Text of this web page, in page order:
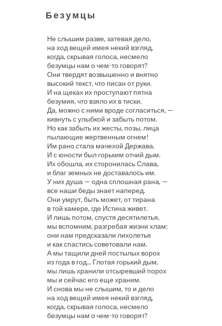
Безумцы
Не слышим разве, затевая дело,
на ход вещей имея некий взгляд,
когда, скрывая голоса, несмело
безумцы нам о чем-то говорят?
Они твердят возвышенно и внятно
высокий текст, что писан от руки.
И на щеках их проступают пятна
безумия, что взяло их в тиски.
Да, можно с ними вроде согласиться, —
кивнуть с улыбкой и забыть потом.
Но как забыть их жесты, позы, лица
пылающие жертвенным огнем!
Им рано стала мачехой Держава.
И с юности был горьким отчий дым.
Их обошла, их сторонилась Слава,
и благ земных не доставалось им.
У них душа — одна сплошная рана, —
все наши беды знает наперед.
Они умрут, быть может, от тирана
в той камере, где Истина живет.
И лишь потом, спустя десятилетья,
мы вспомним, разгребая жизни хлам:
они нам предсказали лихолетье
и как спастись советовали нам.
А мы тащили дней постылых ворох
из года в год... Глотая горький дым,
мы лишь хранили отсыревший порох
мы и сейчас его еще храним.
И снова мы не слышим, то и дело
на ход вещей имея некий взгляд,
когда, скрывая голоса, несмело
безумцы нам о чем-то говорят?